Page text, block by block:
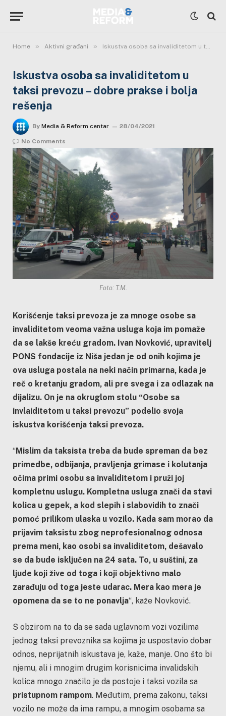
Home » Aktivni građani » Iskustva osoba sa invaliditetom u taksi prevozu – dobre prakse i bolja rešenja
Iskustva osoba sa invaliditetom u
taksi prevozu – dobre prakse i bolja
rešenja
By Media & Reform centar 28/04/2021
No Comments
Foto: T.M.
Korišćenje taksi prevoza je za mnoge osobe sa
invaliditetom veoma važna usluga koja im pomaže
da se lakše kreću gradom. Ivan Novković, upravitelj
PONS fondacije iz Niša jedan je od onih kojima je
ova usluga postala na neki način primarna, kada je
reč o kretanju gradom, ali pre svega i za odlazak na
dijalizu. On je na okruglom stolu “Osobe sa
invlaiditetom u taksi prevozu” podelio svoja
iskustva korišćenja taksi prevoza.
“Mislim da taksista treba da bude spreman da bez
primedbe, odbijanja, pravljenja grimase i kolutanja
očima primi osobu sa invaliditetom i pruži joj
kompletnu uslugu. Kompletna usluga znači da stavi
kolica u gepek, a kod slepih i slabovidih to znači
pomoć prilikom ulaska u vozilo. Kada sam morao da
prijavim taksistu zbog neprofesionalnog odnosa
prema meni, kao osobi sa invaliditetom, dešavalo
se da bude isključen na 24 sata. To, u suštini, za
ljude koji žive od toga i koji objektivno malo
zarađuju od toga jeste udarac. Mera kao mera je
opomena da se to ne ponavlja“, kaže Novković.
S obzirom na to da se sada uglavnom vozi vozilima
jednog taksi prevoznika sa kojima je uspostavio dobar
odnos, neprijatnih iskustava je, kaže, manje. Ono što bi
njemu, ali i mnogim drugim korisnicima invalidskih
kolica mnogo značilo je da postoje i taksi vozila sa
pristupnom rampom. Međutim, prema zakonu, taksi
vozilo ne može da ima rampu, a mnogim osobama sa